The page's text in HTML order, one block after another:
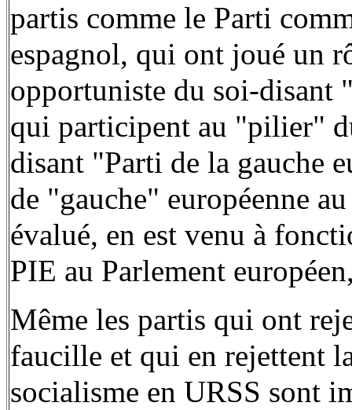
partis comme le Parti
espagnol, qui ont joué un
opportuniste du soi-disant
qui participent au "pilier"
disant "Parti de la gauche
de "gauche" européenne
évalué, en est venu à
PIE au Parlement
Même les partis qui ont
faucille et qui en rejettent
socialisme en URSS sont